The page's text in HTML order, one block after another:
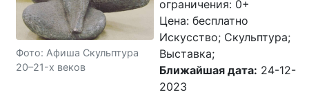
Фото: Афиша Скульптура
20–21-x веков
ограничения: 0+
Цена: бесплатно
Искусство; Скульптура;
Выставка;
Ближайшая дата: 24-12-
2023